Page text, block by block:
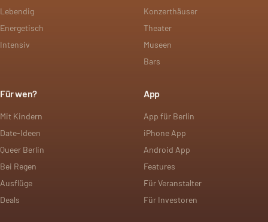
Lebendig
Energetisch
Intensiv
Konzerthäuser
Theater
Museen
Bars
Für wen?
Mit Kindern
Date-Ideen
Queer Berlin
Bei Regen
Ausflüge
Deals
App
App für Berlin
iPhone App
Android App
Features
Für Veranstalter
Für Investoren